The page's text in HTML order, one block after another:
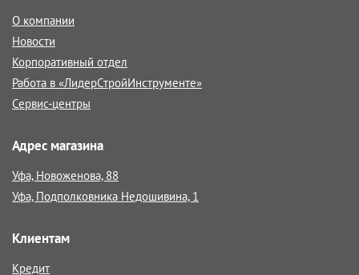
О компании
Новости
Корпоративный отдел
Работа в «ЛидерСтройИнструменте»
Сервис-центры
Адрес магазина
Уфа, Новоженова, 88
Уфа, Подполковника Недошивина, 1
Клиентам
Кредит